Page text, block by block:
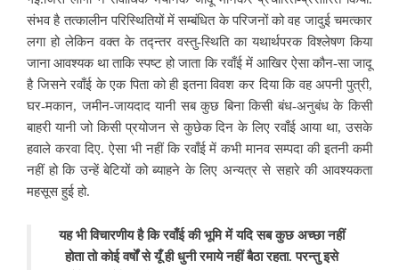
संभव है तत्कालीन परिस्थितियों में सम्बंधित के परिजनों को वह जादुई चमत्कार
लगा हो लेकिन वक्त के तद्न्तर वस्तु-स्थिति का यथार्थपरक विश्लेषण किया
जाना आवश्यक था ताकि स्पष्ट हो जाता कि रवाँई में आखिर ऐसा कौन-सा जादू
है जिसनेरवाँई के एक पिता को ही इतना विवश कर दिया कि वह अपनी पुत्री,
घर-मकान, जमीन-जायदाद यानी सब कुछ बिना किसी बंध-अनुबंध के किसी
बाहरी यानी जो किसी प्रयोजन से कुछेक दिन के लिए रवाँई आया था, उसके
हवाले करवा दिए. ऐसा भी नहीं कि रवाँई में कभी मानव सम्पदा की इतनी कमी
नहीं हो कि उन्हें बेटियों को ​ब्याहने के लिए अन्यत्र से सहारे की आवश्यकता
महसूस हुई हो.
यह भी विचारणीय है किरवाँई की भूमि में यदि सब कुछ अच्छा नहीं
होता तो कोई वर्षों से यूँ ही धुनी रमाये नहीं बैठा रहता. परन्तु इसे